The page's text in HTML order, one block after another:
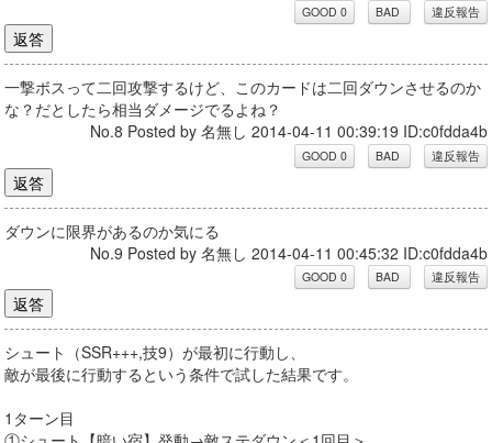
一撃ボスって二回攻撃するけど、このカードは二回ダウンさせるのか
な？だとしたら相当ダメージでるよね？
No.8 Posted by 名無し 2014-04-11 00:39:19 ID:c0fdda4b
ダウンに限界があるのか気にる
No.9 Posted by 名無し 2014-04-11 00:45:32 ID:c0fdda4b
シュート（SSR+++,技9）が最初に行動し、
敵が最後に行動するという条件で試した結果です。
1ターン目